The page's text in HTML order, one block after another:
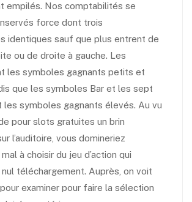
empilés. Nos comptabilités se
force dont trois
identiques sauf que plus entrent de
ou de droite à gauche. Les
les symboles gagnants petits et
que les symboles Bar et les sept
les symboles gagnants élevés. Au vu
pour slots gratuites un brin
l’auditoire, vous domineriez
à choisir du jeu d’action qui
nul téléchargement. Auprès, on voit
examiner pour faire la sélection